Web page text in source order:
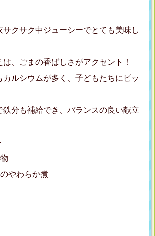
サクサク中ジューシーでとても美味し
、ごまの香ばしさがアクセント！
カルシウムが多く、子どもたちにピッ
鉄分も補給でき、バランスの良い献立
やわらか煮